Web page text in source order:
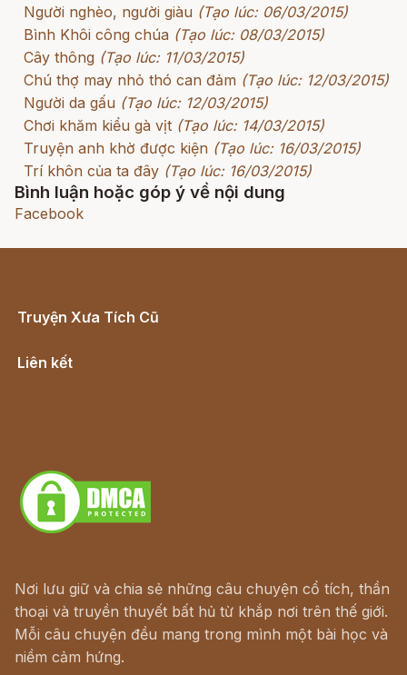
Người nghèo, người giàu (Tạo lúc: 06/03/2015)
Bình Khôi công chúa (Tạo lúc: 08/03/2015)
Cây thông (Tạo lúc: 11/03/2015)
Chú thợ may nhỏ thó can đảm (Tạo lúc: 12/03/2015)
Người da gấu (Tạo lúc: 12/03/2015)
Chơi khăm kiểu gà vịt (Tạo lúc: 14/03/2015)
Truyện anh khờ được kiện (Tạo lúc: 16/03/2015)
Trí khôn của ta đây (Tạo lúc: 16/03/2015)
Bình luận hoặc góp ý về nội dung
Facebook
Truyện Xưa Tích Cũ
Liên kết
Nơi lưu giữ và chia sẻ những câu chuyện cổ tích, thần
thoại và truyền thuyết bất hủ từ khắp nơi trên thế giới.
Mỗi câu chuyện đều mang trong mình một bài học và
niềm cảm hứng.